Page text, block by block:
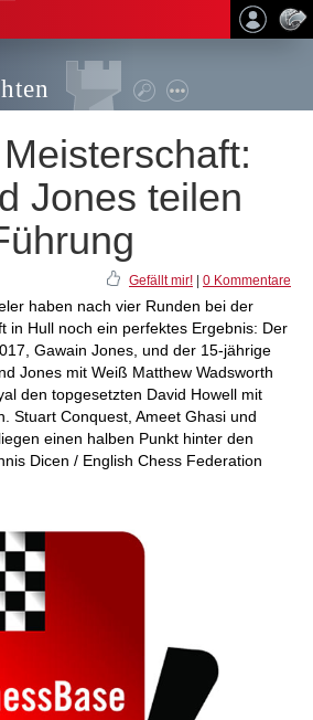
Jones teilen
Gefällt mir! 0 Kommentare
haben nach vier Runden bei der
in Hull noch ein perfektes Ergebnis: Der
Gawain Jones, und der 15-jährige
Jones mit Weiß Matthew Wadsworth
den topgesetzten David Howell mit
Stuart Conquest, Ameet Ghasi und
einen halben Punkt hinter den
Dicen / English Chess Federation